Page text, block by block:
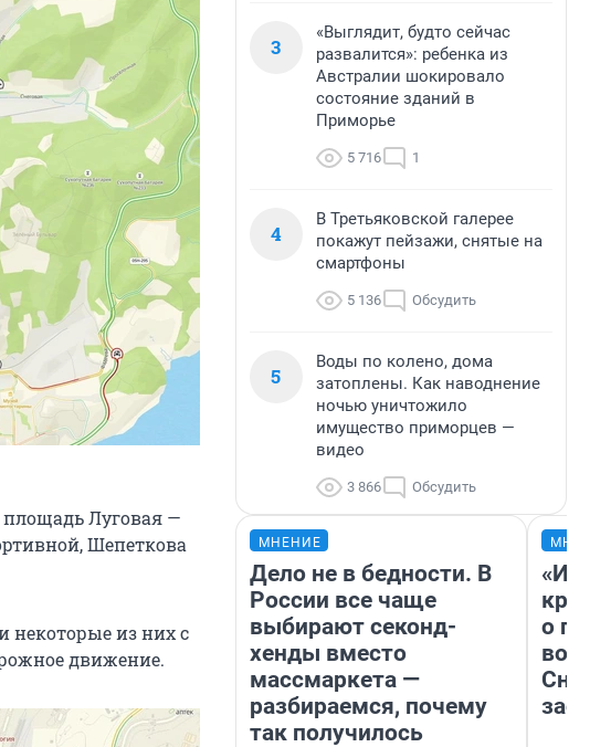
Луговая —
Шепеткова
некоторые из них с
движение.
3
«Выглядит, будто сейчас
развалится»: ребенка из
Австралии шокировало
состояние зданий в
Приморье
5 716 1
4
В Третьяковской галерее
покажут пейзажи, снятые на
смартфоны
5 136 Обсудить
5
Воды по колено, дома
затоплены. Как наводнение
ночью уничтожило
имущество приморцев —
видео
3 866 Обсудить
МНЕНИЕ
Дело не в бедности. В
России все чаще
выбирают секонд-
хенды вместо
массмаркета —
разбираемся, почему
так получилось
«И
о